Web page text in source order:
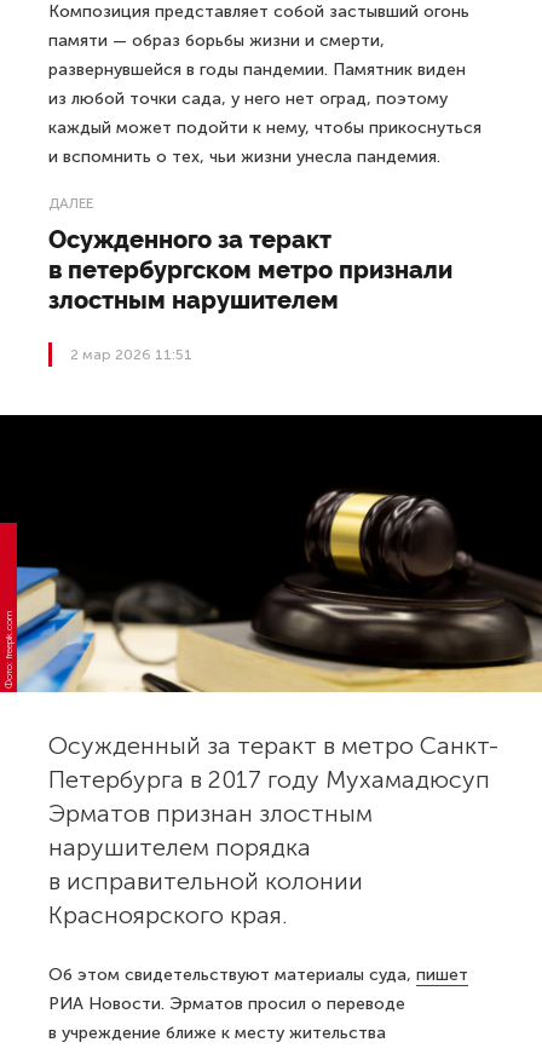
Композиция представляет собой застывший огонь
памяти — образ борьбы жизни и смерти,
развернувшейся в годы пандемии. Памятник виден
из любой точки сада, у него нет оград, поэтому
каждый может подойти к нему, чтобы прикоснуться
и вспомнить о тех, чьи жизни унесла пандемия.
ДАЛЕЕ
Осужденного за теракт
в петербургском метро признали
злостным нарушителем
2 мар 2026 11:51
Фото: freepik.com
Осужденный за теракт в метро Санкт-
Петербурга в 2017 году Мухамадюсуп
Эрматов признан злостным
нарушителем порядка
в исправительной колонии
Красноярского края.
Об этом свидетельствуют материалы суда, пишет
РИА Новости. Эрматов просил о переводе
в учреждение ближе к месту жительства